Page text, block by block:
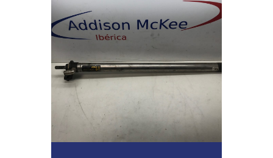
Leer Más